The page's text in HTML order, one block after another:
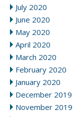
July 2020
June 2020
May 2020
April 2020
March 2020
February 2020
January 2020
December 2019
November 2019